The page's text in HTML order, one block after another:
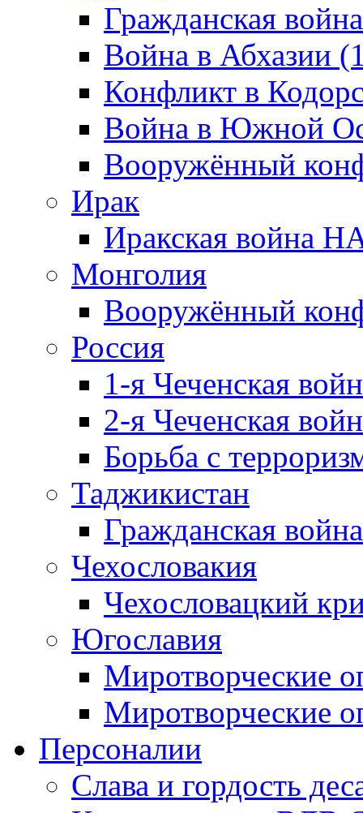
Гражданская
Война в Абхазии
Конфликт в
Война в Южной
Вооружённый
Ирак
Иракская война
Монголия
Вооружённый
Россия
1-я Чеченская
2-я Чеченская
Борьба с
Таджикистан
Гражданская
Чехословакия
Чехословацкий
Югославия
Миротворческие
Миротворческие
Персоналии
Слава и гордость